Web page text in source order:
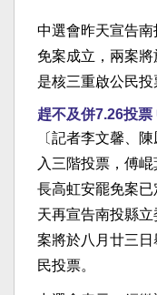
中選會昨天宣告
免案成立，兩案
是核三重啟公民投
趕不及併7.26投
〔記者李文馨、
入三階投票，傅
長高虹安罷免案
天再宣告南投縣
案將於八月廿三
民投票。